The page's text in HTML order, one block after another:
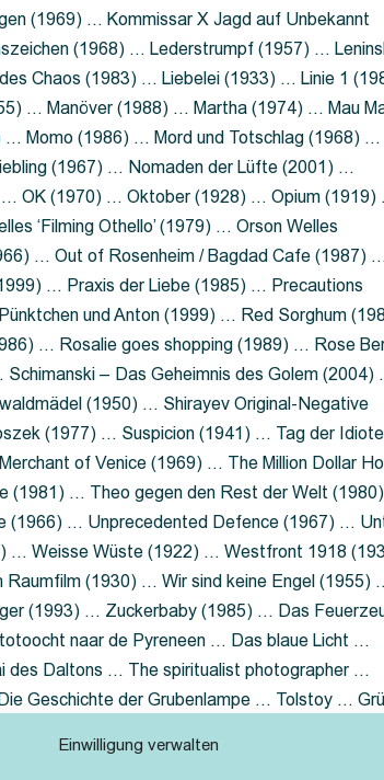
Einwilligung verwalten
(1969) … Kommissar X Jagd auf Unbekannt
(1968) … Lederstrumpf (1957) …
Chaos (1983) … Liebelei (1933) … Linie 1
… Manöver (1988) … Martha (1974) … Mau
Momo (1986) … Mord und Totschlag (1968) …
(1967) … Nomaden der Lüfte (2001) …
OK (1970) … Oktober (1928) … Opium (1919)
‘Filming Othello’ (1979) … Orson Welles
… Out of Rosenheim / Bagdad Cafe (1987) …
… Praxis der Liebe (1985) … Precautions
und Anton (1999) … Red Sorghum
… Rosalie goes shopping (1989) … Rose
– Das Geheimnis des Golem (2004)
(1950) … Shirayev Original-Negative
(1977) … Suspicion (1941) … Tag der
of Venice (1969) … The Million Dollar
(1981) … Theo gegen den Rest der Welt
(1966) … Unprecedented Defence (1967) …
… Weisse Wüste (1922) … Westfront 1918
(1930) … Wir sind keine Engel (1955)
(1993) … Zuckerbaby (1985) … Das
naar de Pyreneen … Das blaue Licht …
des Daltons … The spiritualist photographer …
Geschichte der Grubenlampe … Tolstoy …